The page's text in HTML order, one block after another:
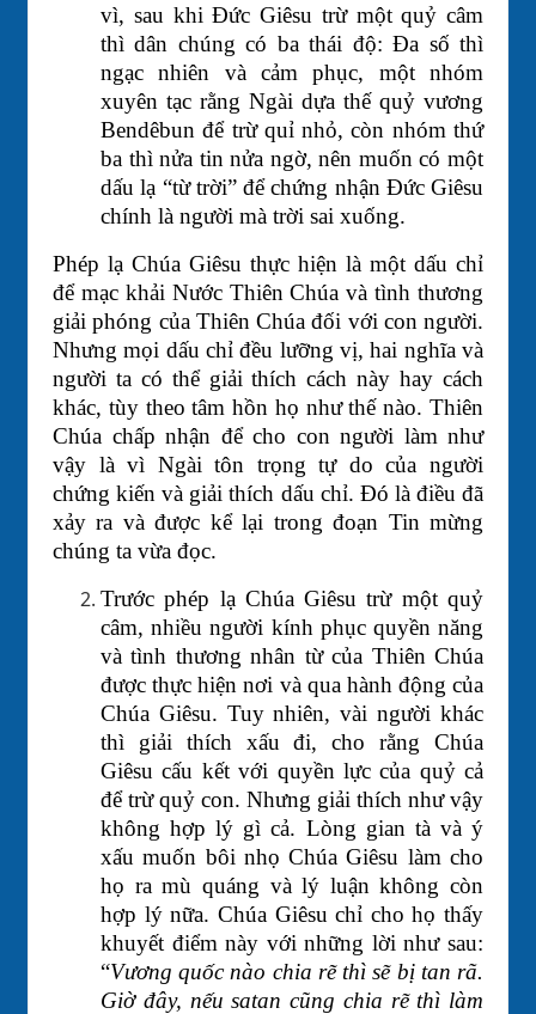
vì, sau khi Đức Giêsu trừ một quỷ câm
thì dân chúng có ba thái độ: Đa số thì
ngạc nhiên và cảm phục, một nhóm
xuyên tạc rằng Ngài dựa thế quỷ vương
Bendêbun để trừ quỉ nhỏ, còn nhóm thứ
ba thì nửa tin nửa ngờ, nên muốn có một
dấu lạ “từ trời” để chứng nhận Đức Giêsu
chính là người mà trời sai xuống.
Phép lạ Chúa Giêsu thực hiện là một dấu chỉ
để mạc khải Nước Thiên Chúa và tình thương
giải phóng của Thiên Chúa đối với con người.
Nhưng mọi dấu chỉ đều lưỡng vị, hai nghĩa và
người ta có thể giải thích cách này hay cách
khác, tùy theo tâm hồn họ như thế nào. Thiên
Chúa chấp nhận để cho con người làm như
vậy là vì Ngài tôn trọng tự do của người
chứng kiến và giải thích dấu chỉ. Đó là điều đã
xảy ra và được kể lại trong đoạn Tin mừng
chúng ta vừa đọc.
Trước phép lạ Chúa Giêsu trừ một quỷ
câm, nhiều người kính phục quyền năng
và tình thương nhân từ của Thiên Chúa
được thực hiện nơi và qua hành động của
Chúa Giêsu. Tuy nhiên, vài người khác
thì giải thích xấu đi, cho rằng Chúa
Giêsu cấu kết với quyền lực của quỷ cả
để trừ quỷ con. Nhưng giải thích như vậy
không hợp lý gì cả. Lòng gian tà và ý
xấu muốn bôi nhọ Chúa Giêsu làm cho
họ ra mù quáng và lý luận không còn
hợp lý nữa. Chúa Giêsu chỉ cho họ thấy
khuyết điểm này với những lời như sau:
“Vương quốc nào chia rẽ thì sẽ bị tan rã.
Giờ đây, nếu satan cũng chia rẽ thì làm